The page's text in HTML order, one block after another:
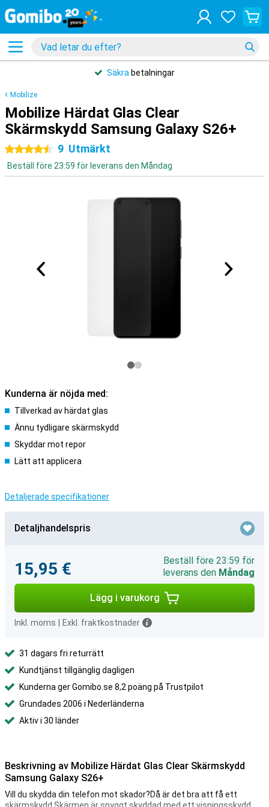
Säkra betalningar
Mobilize
Mobilize Härdat Glas Clear
Skärmskydd Samsung Galaxy S26+
4.5 stjärnor
9 Utmärkt
Beställ före 23:59 för leverans den Måndag
Kunderna är nöjda med:
Tillverkad av härdat glas
Ännu tydligare skärmskydd
Skyddar mot repor
Lätt att applicera
Detaljerade specifikationer
Detaljhandelspris
15,95 €
Beställ före 23:59 för
leverans den Måndag
Lägg i varukorg
Inkl. moms Exkl. fraktkostnader
31 dagars fri returrätt
Kundtjänst tillgänglig dagligen
Kunderna ger Gomibo.se 8,2 poäng på Trustpilot
Grundades 2006 i Nederländerna
Aktiv i 30 länder
Beskrivning av Mobilize Härdat Glas Clear Skärmskydd
Samsung Galaxy S26+
Vill du skydda din telefon mot skador?Då är det bra att få ett